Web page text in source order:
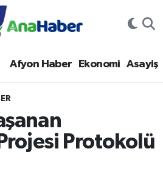
Afyon Haber Ekonomi Asayiş
Protokolü
Eczaneler
Durumu
Yoğunluk Haritası
ve Fikstür